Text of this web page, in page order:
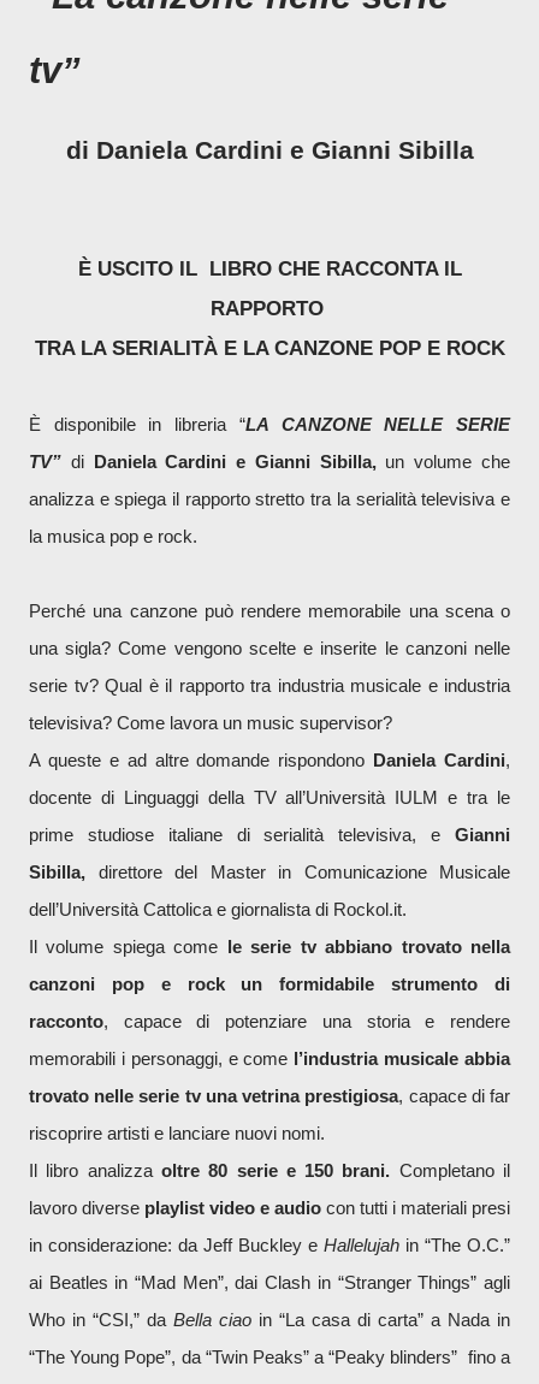
tv”
di Daniela Cardini e Gianni Sibilla
È USCITOIL LIBRO CHE RACCONTA IL
RAPPORTO
TRA LA SERIALITÀ E LA CANZONE POP E ROCK
È disponibile in libreria “LA CANZONE NELLE SERIE
TV” di Daniela Cardini e Gianni Sibilla,un volume che
analizza e spiega il rapporto stretto tra la serialità televisiva e
la musica pop e rock.
Perché una canzone può rendere memorabile una scena o
una sigla? Come vengono scelte e inserite le canzoni nelle
serie tv? Qual è il rapporto tra industria musicale e industria
televisiva? Come lavora un music supervisor?
A queste e ad altre domande rispondono Daniela Cardini,
docente di Linguaggi della TV all’Università IULM e tra le
prime studiose italiane di serialità televisiva, e Gianni
Sibilla, direttore del Master in Comunicazione Musicale
dell’Università Cattolica e giornalista di Rockol.it.
Il volume spiega come le serie tv abbiano trovato nella
canzoni pop e rock un formidabile strumento di
racconto, capace di potenziare una storia e rendere
memorabili i personaggi, e come l’industria musicale abbia
trovato nelle serie tv una vetrina prestigiosa, capace di far
riscoprire artisti e lanciare nuovi nomi.
Il libro analizza oltre 80 serie e 150 brani. Completano il
lavoro diverse playlist video e audio con tutti i materiali presi
in considerazione: da Jeff Buckley e Hallelujah in “The O.C.”
ai Beatles in “Mad Men”, dai Clash in “Stranger Things” agli
Who in “CSI,” da Bella ciao in “La casa di carta” a Nada in
“The Young Pope”, da “Twin Peaks” a “Peaky blinders” fino a